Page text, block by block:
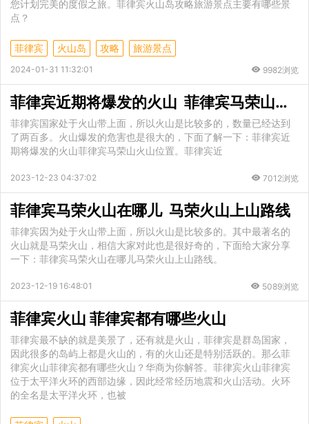
您计划完美的度假之旅。菲律宾火山岛攻略旅游景点主要有哪些景
点？
菲律宾 火山岛 攻略 旅游景点
2024-01-31 11:32:01 9982浏览
菲律宾近期将爆发的火山 菲律宾马荣山火山位置
菲律宾国家处于火山带上面，所以火山是比较多的，数量已经达到
了两百多。火山爆发的危害也是很大的，下面了解一下：菲律宾近
期将爆发的火山菲律宾马荣山火山位置。菲律宾近
2023-12-23 04:37:02 7012浏览
菲律宾马荣火山在哪儿 马荣火山上山路线
菲律宾因为处于火山带上面，所以火山是比较多的。其中最著名的
火山就是马荣火山，相信大家对此也是很好奇的，下面给大家分享
一下：菲律宾马荣火山在哪儿马荣火山上山路线。
2023-12-19 16:48:01 5089浏览
菲律宾火山 菲律宾都有哪些火山
菲律宾最不缺的就是美景了，还有就是火山，菲律宾是群岛国家，
因此很多的岛屿上都是火山的，有的火山还是特别活跃的。那么菲
律宾火山菲律宾都有哪些火山？华商为你解答。菲律宾火山菲律宾
位于太平洋火环的西部边缘，因此经常经历地震和火山活动。火环
的全名是太平洋火环，也被